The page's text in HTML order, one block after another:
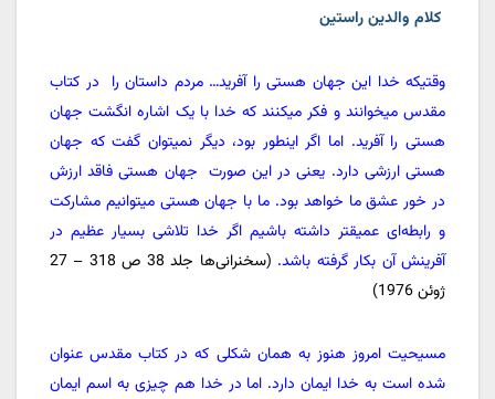
کلام والدین راستین
وقتیکه خدا این جهان هستی را آفرید… مردم داستان را در کتاب
مقدس میخوانند و فکر میکنند که خدا با یک اشاره انگشت جهان
هستی را آفرید. اما اگر اینطور بود، دیگر نمیتوان گفت که جهان
هستی ارزشی دارد. یعنی در این صورت جهان هستی فاقد ارزش
در خور عشق ما خواهد بود. ما با جهان هستی میتوانیم مشارکت
و رابطه‌ای عمیقتر داشته باشیم اگر خدا تلاشی بسیار عظیم در
آفرینش آن بکار گرفته باشد.
(سخنرانی‌ها جلد 38 ص 318 – 27
ژوئن 1976)
مسیحیت امروز هنوز به همان شکلی که در کتاب مقدس عنوان
شده است به خدا ایمان دارد. اما در خدا هم چیزی به اسم ایمان